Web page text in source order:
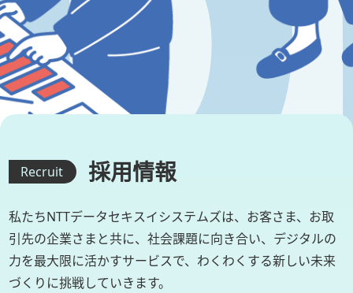
Recruit 採用情報
私たちNTTデータセキスイシステムズは、お客さま、お取
引先の企業さまと共に、社会課題に向き合い、デジタルの
力を最大限に活かすサービスで、 わくわくする新しい未来
づくりに挑戦していきます。